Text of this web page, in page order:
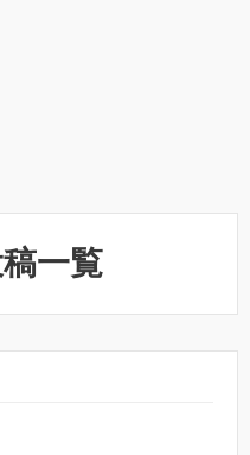
一覧